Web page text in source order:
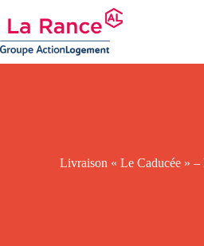
au
contenu
Livraison « Le Caducée » –